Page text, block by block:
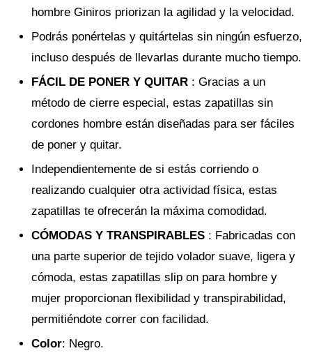
hombre Giniros priorizan la agilidad y la velocidad.
Podrás ponértelas y quitártelas sin ningún esfuerzo,
incluso después de llevarlas durante mucho tiempo.
FÁCIL DE PONER Y QUITAR : Gracias a un
método de cierre especial, estas zapatillas sin
cordones hombre están diseñadas para ser fáciles
de poner y quitar.
Independientemente de si estás corriendo o
realizando cualquier otra actividad física, estas
zapatillas te ofrecerán la máxima comodidad.
CÓMODAS Y TRANSPIRABLES : Fabricadas con
una parte superior de tejido volador suave, ligera y
cómoda, estas zapatillas slip on para hombre y
mujer proporcionan flexibilidad y transpirabilidad,
permitiéndote correr con facilidad.
Color: Negro.